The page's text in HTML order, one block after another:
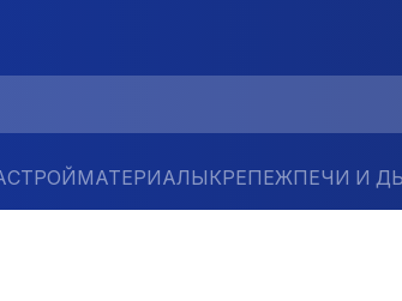
СТРОЙМАТЕРИАЛЫКРЕПЕЖПЕЧИ И